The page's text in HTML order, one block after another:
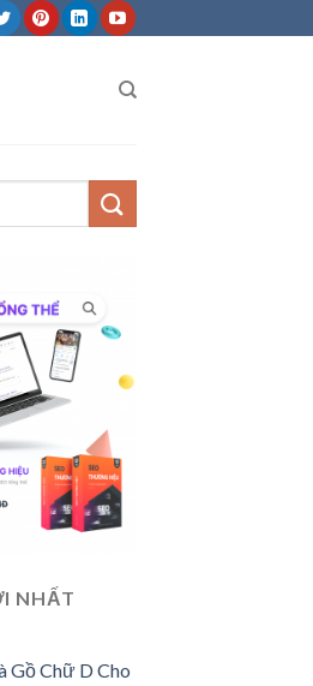
NHẤT
Gồ Chữ D Cho